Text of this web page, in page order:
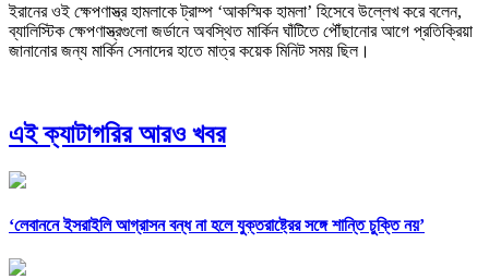
ইরানের ওই ক্ষেপণাস্ত্র হামলাকে ট্রাম্প ‘আকস্মিক হামলা’ হিসেবে উল্লেখ করে বলেন,
ব্যালিস্টিক ক্ষেপণাস্ত্রগুলো জর্ডানে অবস্থিত মার্কিন ঘাঁটিতে পৌঁছানোর আগে প্রতিক্রিয়া
জানানোর জন্য মার্কিন সেনাদের হাতে মাত্র কয়েক মিনিট সময় ছিল।
এই ক্যাটাগরির আরও খবর
‘লেবাননে ইসরাইলি আগ্রাসন বন্ধ না হলে যুক্তরাষ্ট্রের সঙ্গে শান্তি চুক্তি নয়’